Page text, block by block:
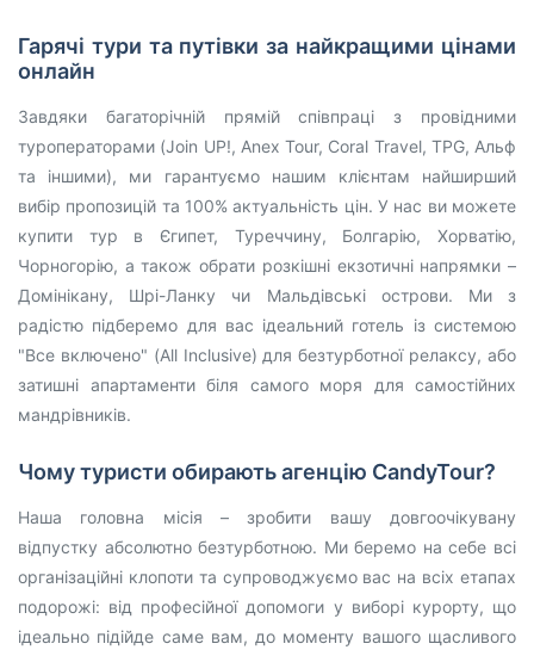
Гарячі тури та путівки за найкращими цінами
онлайн
Завдяки багаторічній прямій співпраці з провідними
туроператорами (Join UP!, Anex Tour, Coral Travel, TPG, Альф
та іншими), ми гарантуємо нашим клієнтам найширший
вибір пропозицій та 100% актуальність цін. У нас ви можете
купити тур в Єгипет, Туреччину, Болгарію, Хорватію,
Чорногорію, а також обрати розкішні екзотичні напрямки –
Домінікану, Шрі-Ланку чи Мальдівські острови. Ми з
радістю підберемо для вас ідеальний готель із системою
"Все включено" (All Inclusive) для безтурботної релаксу, або
затишні апартаменти біля самого моря для самостійних
мандрівників.
Чому туристи обирають агенцію CandyTour?
Наша головна місія – зробити вашу довгоочікувану
відпустку абсолютно безтурботною. Ми беремо на себе всі
організаційні клопоти та супроводжуємо вас на всіх етапах
подорожі: від професійної допомоги у виборі курорту, що
ідеально підійде саме вам, до моменту вашого щасливого